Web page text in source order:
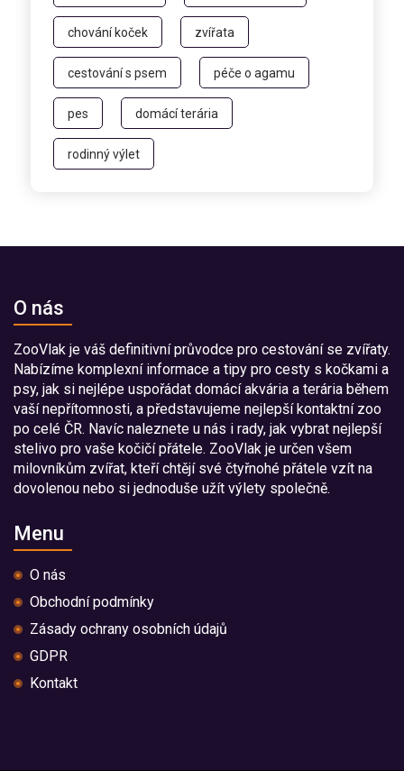
chování koček zvířata
cestování s psem péče o agamu
pes domácí terária
rodinný výlet
O nás
ZooVlak je váš definitivní průvodce pro cestování se zvířaty.
Nabízíme komplexní informace a tipy pro cesty s kočkami a
psy, jak si nejlépe uspořádat domácí akvária a terária během
vaší nepřítomnosti, a představujeme nejlepší kontaktní zoo
po celé ČR. Navíc naleznete u nás i rady, jak vybrat nejlepší
stelivo pro vaše kočičí přátele. ZooVlak je určen všem
milovníkům zvířat, kteří chtějí své čtyřnohé přátele vzít na
dovolenou nebo si jednoduše užít výlety společně.
Menu
O nás
Obchodní podmínky
Zásady ochrany osobních údajů
GDPR
Kontakt